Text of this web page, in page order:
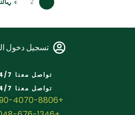
2
تسجيل دخول
تواصل معنا 24/7
تواصل معنا 24/7
+81-090-4070-8806